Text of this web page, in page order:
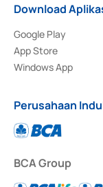
Download
Google Play
App Store
Windows App
Perusahaan
BCA Group